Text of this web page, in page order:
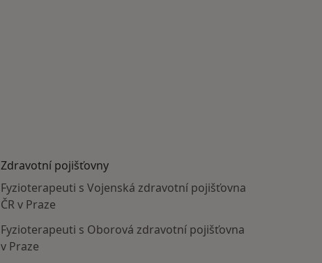
Zdravotní pojišťovny
Fyzioterapeuti s Vojenská zdravotní pojišťovna
ČR v Praze
Fyzioterapeuti s Oborová zdravotní pojišťovna
v Praze